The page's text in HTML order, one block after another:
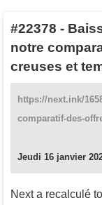
#22378 -
notre
creuses et
https://next.ink/
comparatif-des-
Jeudi 16 janvier
Next a recalculé